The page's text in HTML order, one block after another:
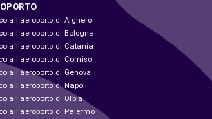
all'aeroporto di Alghero
all'aeroporto di Bologna
all'aeroporto di Catania
all'aeroporto di Comiso
all'aeroporto di Genova
all'aeroporto di Napoli
all'aeroporto di Olbia
all'aeroporto di Palermo